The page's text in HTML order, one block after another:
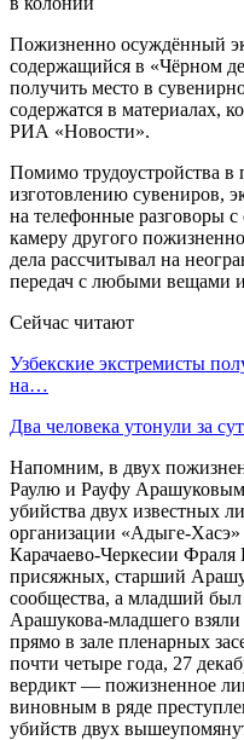
Пожизненно осуждённый
содержащийся в «Чёрном
получить место в
содержатся в материалах,
РИА «Новости».
Помимо трудоустройства
изготовлению сувениров,
на телефонные разговоры
камеру другого
дела рассчитывал на
передач с любыми вещами
Сейчас читают
Узбекские экстремисты
на…
Два человека утонули за
Напомним, в двух
Раулю и Рауфу
убийства двух известных
организации «Адыге-
Карачаево-Черкесии Фраля
присяжных, старший
сообщества, а младший
Арашукова-младшего взяли
прямо в зале пленарных
почти четыре года, 27
вердикт — пожизненное
виновным в ряде
убийств двух